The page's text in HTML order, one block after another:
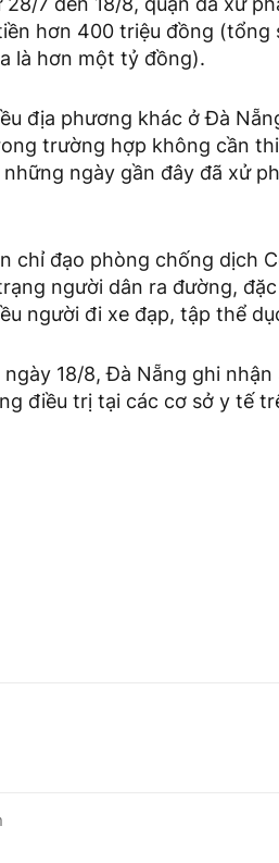
hơn 400 triệu đồng
là hơn một tỷ đồng).
địa phương khác ở Đà
trường hợp không cần
những ngày gần đây đã xử
chỉ đạo phòng chống dịch
người dân ra đường,
người đi xe đạp, tập thể
18/8, Đà Nẵng ghi
điều trị tại các cơ sở y tế